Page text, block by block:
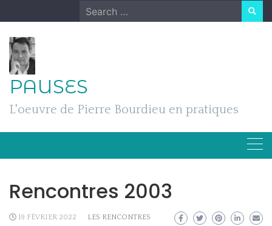
to
content
Search
for:
PAUSES
L'oeuvre de Pierre Bourdieu en pratiques
Rencontres 2003
19 FÉVRIER 2022 LES RENCONTRES